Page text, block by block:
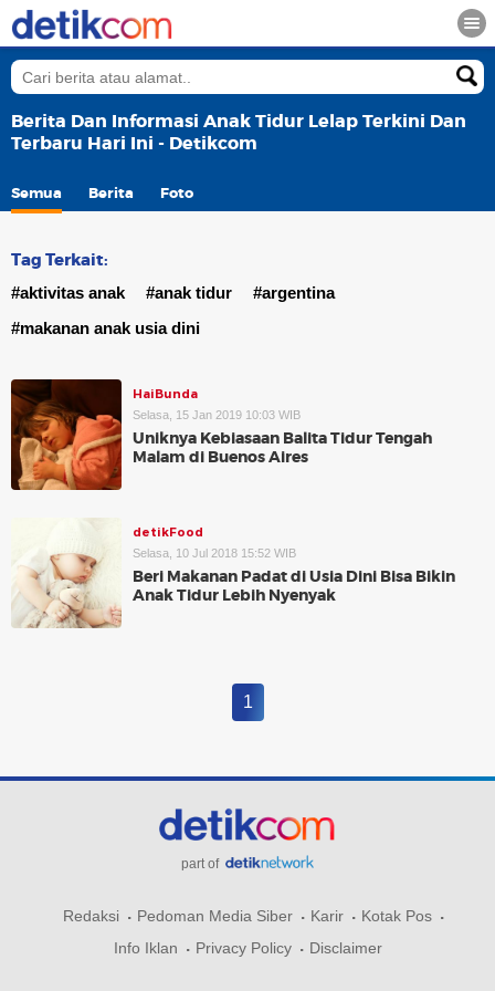
Berita Dan Informasi Anak Tidur Lelap Terkini Dan
Terbaru Hari Ini - Detikcom
Semua Berita Foto
Tag Terkait:
#aktivitas anak #anak tidur
#argentina
#makanan anak usia dini
HaiBunda
Selasa, 15 Jan 2019 10:03 WIB
Uniknya Kebiasaan Balita Tidur Tengah
Malam di Buenos Aires
detikFood
Selasa, 10 Jul 2018 15:52 WIB
Beri Makanan Padat di Usia Dini Bisa Bikin
Anak Tidur Lebih Nyenyak
1
part of
Redaksi Pedoman Media Siber Karir
Kotak Pos
Info Iklan
Privacy Policy Disclaimer